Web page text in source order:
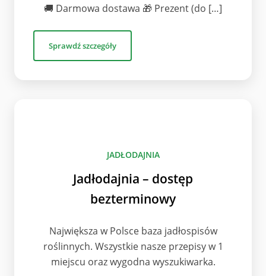
🚚 Darmowa dostawa 🎁 Prezent (do […]
Sprawdź szczegóły
JADŁODAJNIA
Jadłodajnia – dostęp
bezterminowy
Największa w Polsce baza jadłospisów
roślinnych. Wszystkie nasze przepisy w 1
miejscu oraz wygodna wyszukiwarka.